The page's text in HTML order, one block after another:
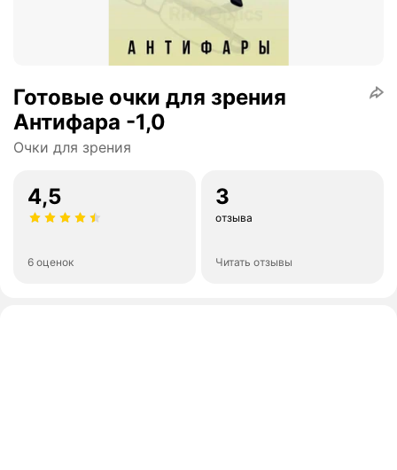
Готовые очки для зрения
Антифара -1,0
Очки для зрения
4,5
6 оценок
3
отзыва
Читать отзывы